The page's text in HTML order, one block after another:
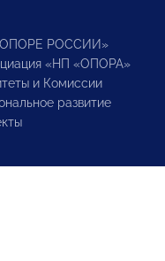
РОССИИ»
«НП «ОПОРА»
и Комиссии
развитие